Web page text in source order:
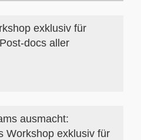
exklusiv für
docs aller
ausmacht:
Workshop exklusiv für